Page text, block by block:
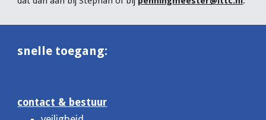
snelle toegang:
contact & bestuur